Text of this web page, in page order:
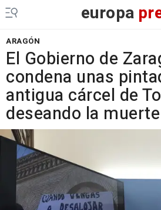
europa
ARAGÓN
El Gobierno de
condena unas
antigua cárcel de
deseando la